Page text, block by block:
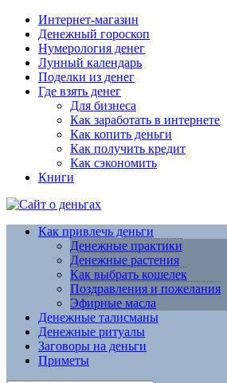
Интернет-магазин
Денежный гороскоп
Нумерология денег
Лунный календарь
Поделки из денег
Где взять денег
Для бизнеса
Как заработать в интернете
Как копить деньги
Как получить кредит
Как сэкономить
Книги
Как привлечь деньги
Денежные практики
Денежные растения
Как выбрать кошелек
Поздравления и пожелания
Эфирные масла
Денежные талисманы
Денежные ритуалы
Заговоры на деньги
Приметы